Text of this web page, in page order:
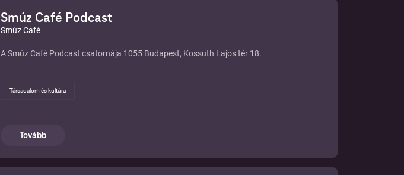
Smúz Café Podcast
Smúz Café
A Smúz Café Podcast csatornája 1055 Budapest, Kossuth Lajos tér 18.
Társadalom és kultúra
Tovább